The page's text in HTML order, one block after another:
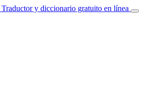
Traductor y diccionario gratuito en línea